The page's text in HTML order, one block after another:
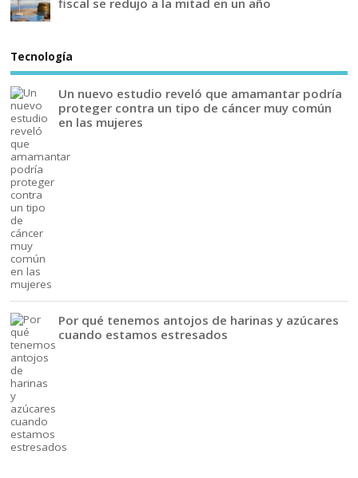
fiscal se redujo a la mitad en un año
Tecnología
Un nuevo estudio reveló que amamantar podría
proteger contra un tipo de cáncer muy común
en las mujeres
Por qué tenemos antojos de harinas y azúcares
cuando estamos estresados